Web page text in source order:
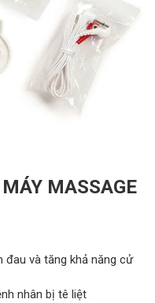
MASSAGE
đau và tăng khả năng cử
nhân bị tê liệt